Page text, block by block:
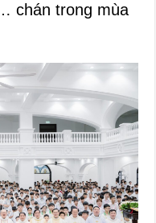
chán trong mùa